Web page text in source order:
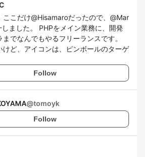
ここだけ@Hisamaroだったので、@Mar
ました。 PHPをメイン業務に、開発
でなんでもやるフリーランスです。
けど、アイコンは、ピンボールのターゲ
Follow
@tomoyk
Follow